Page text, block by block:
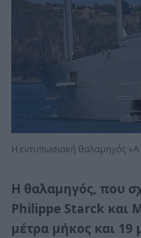
Η εντυπωσιακή θαλαμηγός
Η θαλαμηγός, που
Philippe Starck και
μέτρα μήκος και 19